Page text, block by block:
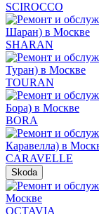
SCIROCCO
SHARAN
TOURAN
BORA
CARAVELLE
Skoda
OCTAVIA